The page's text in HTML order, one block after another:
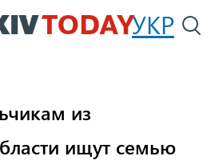
Перейти
к
УКР
из
ищут семью